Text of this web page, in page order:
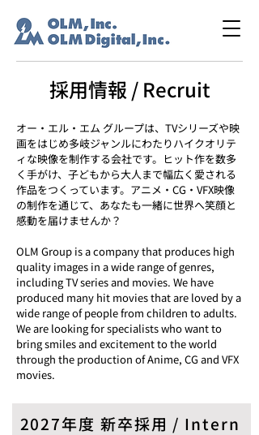
採用情報 / Recruit
オー・エル・エム グループは、TVシリーズや映
画をはじめ多岐ジャンルにわたりハイクオリテ
ィな映像を制作する会社です。ヒット作を数多
く手がけ、子どもから大人まで幅広く愛される
作品をつくっています。アニメ・CG・VFX映像
の制作を通じて、あなたも一緒に世界へ笑顔と
感動を届けませんか？
OLM Group is a company that produces high
quality images in a wide range of genres,
including TV series and movies. We have
produced many hit movies that are loved by a
wide range of people from children to adults.
We are looking for specialists who want to
bring smiles and excitement to the world
through the production of Anime, CG and VFX
movies.
2027年度 新卒採用 / Intern